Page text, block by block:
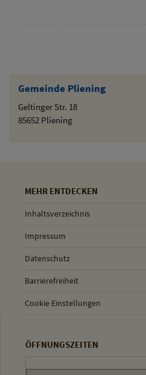
Gemeinde Pliening
Geltinger Str. 18
85652 Pliening
MEHR ENTDECKEN
Inhaltsverzeichnis
Impressum
Datenschutz
Barrierefreiheit
Cookie Einstellungen
ÖFFNUNGSZEITEN